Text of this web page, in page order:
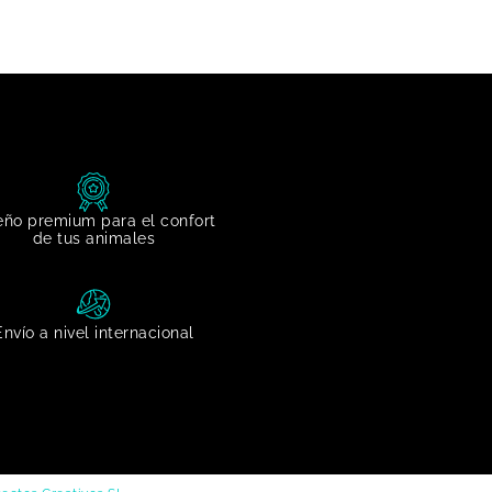
premium para el confort
de tus animales
a nivel internacional